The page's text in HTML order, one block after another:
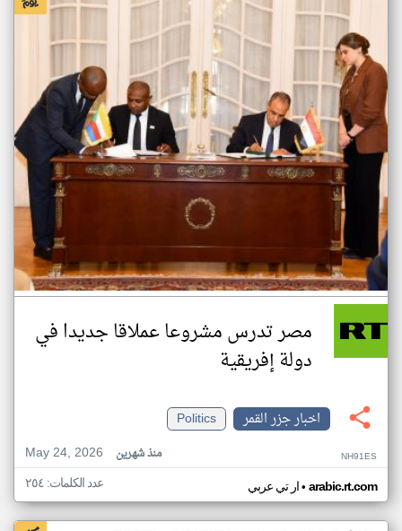
مصر تدرس مشروعا عملاقا جديدا في
دولة إفريقية
اخبار جزر القمر
Politics
May 24, 2026
منذ شهرين NH91ES
ار تي عربي• arabic.rt.com عدد الكلمات: ٢٥٤